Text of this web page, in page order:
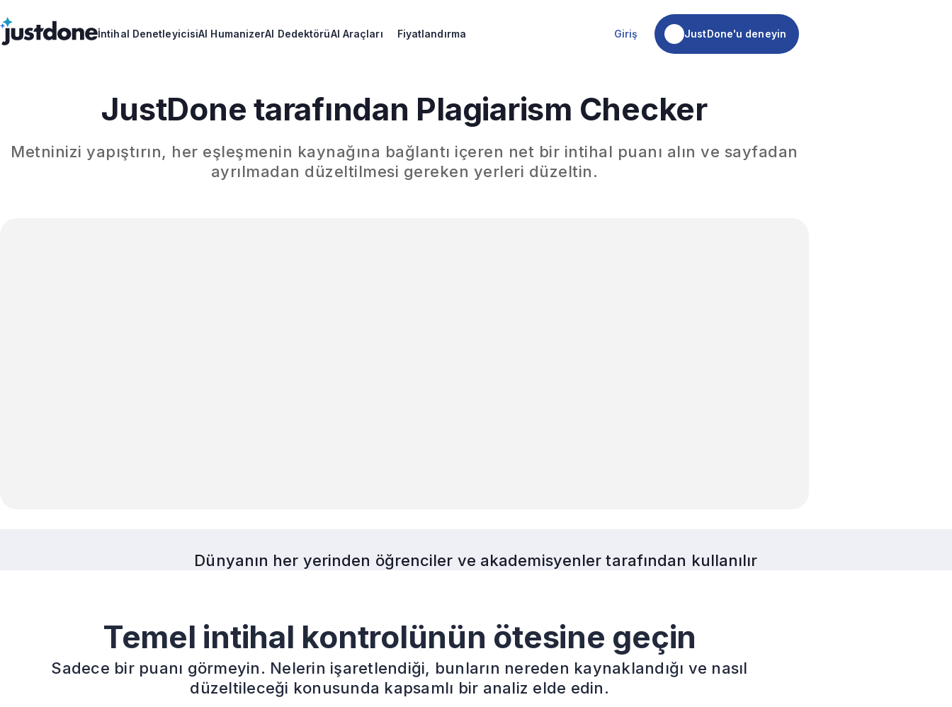
İntihal DenetleyicisiAI HumanizerAI DedektörüAI Araçları Fiyatlandırma Giriş JustDone'u deneyin
JustDone tarafından Plagiarism Checker
Metninizi yapıştırın, her eşleşmenin kaynağına bağlantı içeren net bir intihal puanı alın ve sayfadan
ayrılmadan düzeltilmesi gereken yerleri düzeltin.
Dünyanın her yerinden öğrenciler ve akademisyenler tarafından kullanılır
Temel intihal kontrolünün ötesine geçin
Sadece bir puanı görmeyin. Nelerin işaretlendiği, bunların nereden kaynaklandığı ve nasıl
düzeltileceği konusunda kapsamlı bir analiz elde edin.